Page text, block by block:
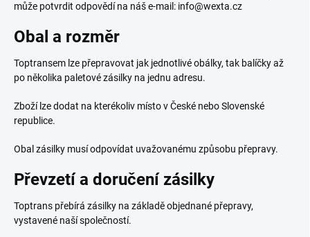
může potvrdit odpovědí na náš e-mail: info@wexta.cz
Obal a rozměr
Toptransem lze přepravovat jak jednotlivé obálky, tak balíčky až
po několika paletové zásilky na jednu adresu.
Zboží lze dodat na kterékoliv místo v České nebo Slovenské
republice.
Obal zásilky musí odpovídat uvažovanému způsobu přepravy.
Převzetí a doručení zásilky
Toptrans přebírá zásilky na základě objednané přepravy,
vystavené naší společností.